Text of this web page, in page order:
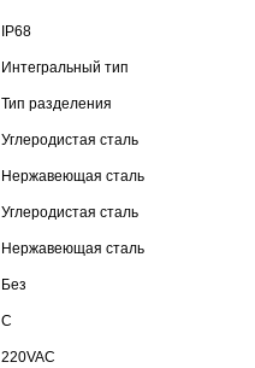
IP68
Интегральный тип
Тип разделения
Углеродистая сталь
Нержавеющая сталь
Углеродистая сталь
Нержавеющая сталь
Без
С
220VAC